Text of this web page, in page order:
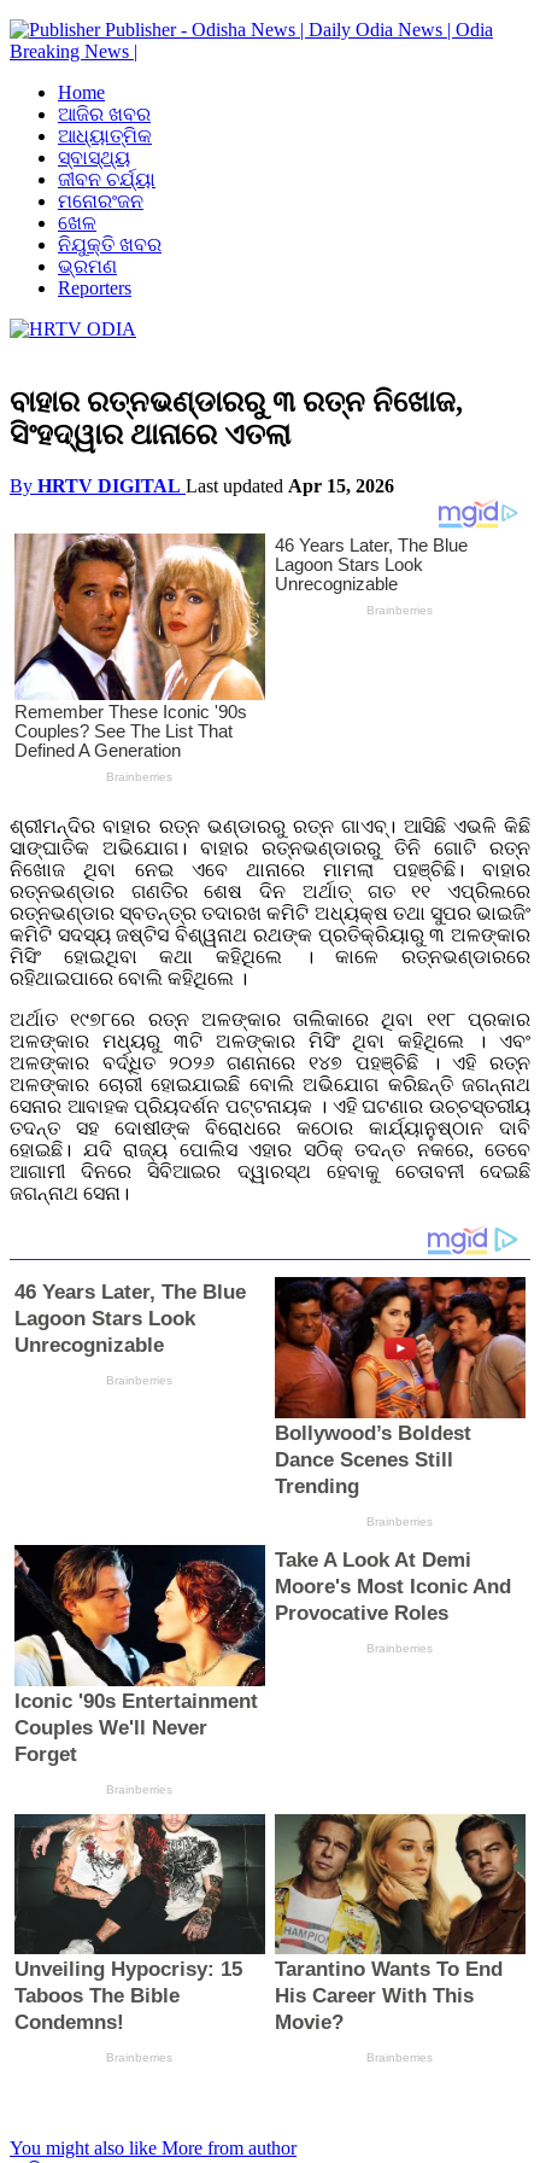
Publisher - Odisha News | Daily Odia News | Odia
Breaking News |
Home
ଆଜିର ଖବର
ଆଧ୍ୟାତ୍ମିକ
ସ୍ବାସ୍ଥ୍ୟ
ଜୀବନ ଚର୍ଯ୍ୟା
ମନୋରଂଜନ
ଖେଳ
ନିଯୁକ୍ତି ଖବର
ଭ୍ରମଣ
Reporters
ବାହାର ରତ୍ନଭଣ୍ଡାରରୁ ୩ ରତ୍ନ ନିଖୋଜ,
ସିଂହଦ୍ୱାର ଥାନାରେ ଏତଲା
By HRTV DIGITAL Last updated Apr 15, 2026
ଶ୍ରୀମନ୍ଦିର ବାହାର ରତ୍ନ ଭଣ୍ଡାରରୁ ରତ୍ନ ଗାଏବ୍। ଆସିଛି ଏଭଳି କିଛି
ସାଙ୍ଘାତିକ ଅଭିଯୋଗ। ବାହାର ରତ୍ନଭଣ୍ଡାରରୁ ତିନି ଗୋଟି ରତ୍ନ
ନିଖୋଜ ଥିବା ନେଇ ଏବେ ଥାନାରେ ମାମଲା ପହଞ୍ଚିଛି। ବାହାର
ରତ୍ନଭଣ୍ଡାର ଗଣତିର ଶେଷ ଦିନ ଅର୍ଥାତ୍ ଗତ ୧୧ ଏପ୍ରିଲରେ
ରତ୍ନଭଣ୍ଡାର ସ୍ବତନ୍ତ୍ର ତଦାରଖ କମିଟି ଅଧ୍ୟକ୍ଷ ତଥା ସୁପର ଭାଇଜିଂ
କମିଟି ସଦସ୍ୟ ଜଷ୍ଟିସ ବିଶ୍ୱନାଥ ରଥଙ୍କ ପ୍ରତିକ୍ରିୟାରୁ ୩ ଅଳଙ୍କାର
ମିସିଂ ହୋଇଥିବା କଥା କହିଥିଲେ । କାଳେ ରତ୍ନଭଣ୍ଡାରରେ
ରହିଥାଇପାରେ ବୋଲି କହିଥିଲେ ।
ଅର୍ଥାତ ୧୯୭୮ରେ ରତ୍ନ ଅଳଙ୍କାର ତାଲିକାରେ ଥିବା ୧୧୮ ପ୍ରକାର
ଅଳଙ୍କାର ମଧ୍ୟରୁ ୩ଟି ଅଳଙ୍କାର ମିସିଂ ଥିବା କହିଥିଲେ । ଏବଂ
ଅଳଙ୍କାର ବର୍ଦ୍ଧିତ ୨୦୨୬ ଗଣନାରେ ୧୪୭ ପହଞ୍ଚିଛି । ଏହି ରତ୍ନ
ଅଳଙ୍କାର ଚୋରୀ ହୋଇଯାଇଛି ବୋଲି ଅଭିଯୋଗ କରିଛନ୍ତି ଜଗନ୍ନାଥ
ସେନାର ଆବାହକ ପ୍ରିୟଦର୍ଶନ ପଟ୍ଟନାୟକ । ଏହି ଘଟଣାର ଉଚ୍ଚସ୍ତରୀୟ
ତଦନ୍ତ ସହ ଦୋଷୀଙ୍କ ବିରୋଧରେ କଠୋର କାର୍ଯ୍ୟାନୁଷ୍ଠାନ ଦାବି
ହୋଇଛି। ଯଦି ରାଜ୍ୟ ପୋଲିସ ଏହାର ସଠିକ୍ ତଦନ୍ତ ନକରେ, ତେବେ
ଆଗାମୀ ଦିନରେ ସିବିଆଇର ଦ୍ୱାରସ୍ଥ ହେବାକୁ ଚେତାବନୀ ଦେଇଛି
ଜଗନ୍ନାଥ ସେନା।
You might also like More from author